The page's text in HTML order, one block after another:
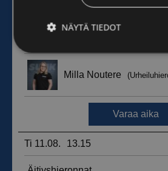
NÄYTÄ TIEDOT
Ehdottomasti
Kohdentavat